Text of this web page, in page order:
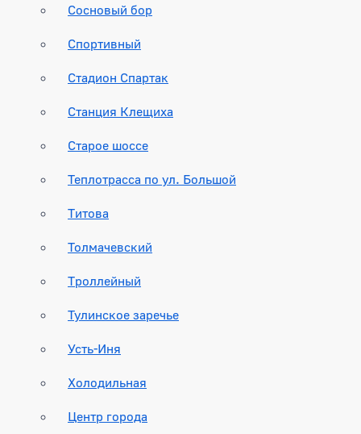
Сосновый бор
Спортивный
Стадион Спартак
Станция Клещиха
Старое шоссе
Теплотрасса по ул. Большой
Титова
Толмачевский
Троллейный
Тулинское заречье
Усть-Иня
Холодильная
Центр города